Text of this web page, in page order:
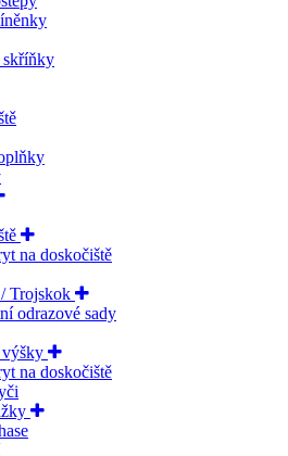
skříňky
na doskočiště
Trojskok
odrazové sady
na doskočiště